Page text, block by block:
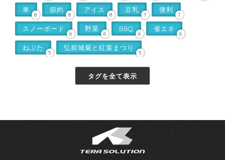
車
8
節約
8
アイス
8
豆乳
7
便利
7
スノーボード
6
野菜
6
BBQ
6
省エネ
6
ねぷた
5
弘前城菊と紅葉まつり
5
タグを全て表示